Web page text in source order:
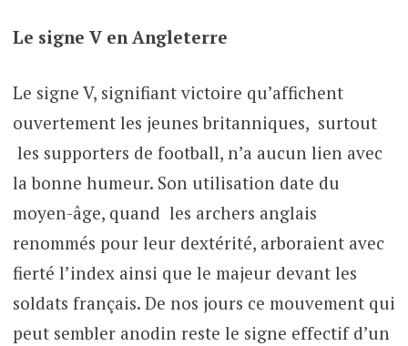
Le signe V en Angleterre
Le signe V, signifiant victoire qu’affichent
ouvertement les jeunes britanniques, surtout
les supporters de football, n’a aucun lien avec
la bonne humeur. Son utilisation date du
moyen-âge, quand les archers anglais
renommés pour leur dextérité, arboraient avec
fierté l’index ainsi que le majeur devant les
soldats français. De nos jours ce mouvement qui
peut sembler anodin reste le signe effectif d’un